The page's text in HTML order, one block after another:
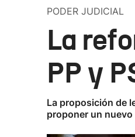
PODER JUDICIAL
La
PP y
La proposición de
proponer un nuevo